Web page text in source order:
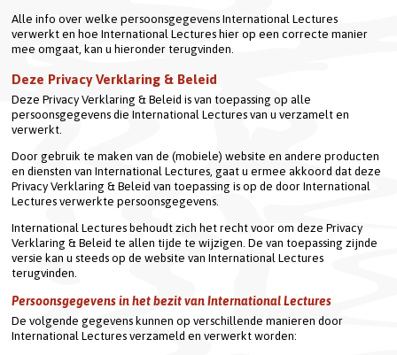
Alle info over welke persoonsgegevens International Lectures
verwerkt en hoe International Lectures hier op een correcte manier
mee omgaat, kan u hieronder terugvinden.
Deze Privacy Verklaring & Beleid
Deze Privacy Verklaring & Beleid is van toepassing op alle
persoonsgegevens die International Lectures van u verzamelt en
verwerkt.
Door gebruik te maken van de (mobiele) website en andere producten
en diensten van International Lectures, gaat u ermee akkoord dat deze
Privacy Verklaring & Beleid van toepassing is op de door International
Lectures verwerkte persoonsgegevens.
International Lectures behoudt zich het recht voor om deze Privacy
Verklaring & Beleid te allen tijde te wijzigen. De van toepassing zijnde
versie kan u steeds op de website van International Lectures
terugvinden.
Persoonsgegevens in het bezit van International Lectures
De volgende gegevens kunnen op verschillende manieren door
International Lectures verzameld en verwerkt worden: